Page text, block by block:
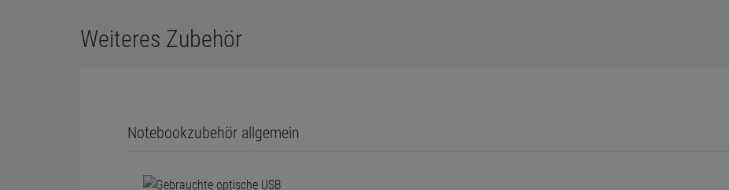
Weiteres Zubehör
Notebookzubehör allgemein